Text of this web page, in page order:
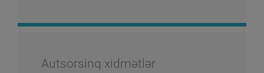
Autsorsinq xidmətlər